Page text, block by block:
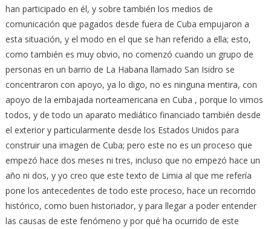
han participado en él, y sobre también los medios de
comunicación que pagados desde fuera de Cuba empujaron a
esta situación, y el modo en el que se han referido a ella; esto,
como también es muy obvio, no comenzó cuando un grupo de
personas en un barrio de La Habana llamado San Isidro se
concentraron con apoyo, ya lo digo, no es ninguna mentira, con
apoyo de la embajada norteamericana en Cuba , porque lo vimos
todos, y de todo un aparato mediático financiado también desde
el exterior y particularmente desde los Estados Unidos para
construir una imagen de Cuba; pero este no es un proceso que
empezó hace dos meses ni tres, incluso que no empezó hace un
año ni dos, y yo creo que este texto de Limia al que me refería
pone los antecedentes de todo este proceso, hace un recorrido
histórico, como buen historiador, y para llegar a poder entender
las causas de este fenómeno y por qué ha ocurrido de este